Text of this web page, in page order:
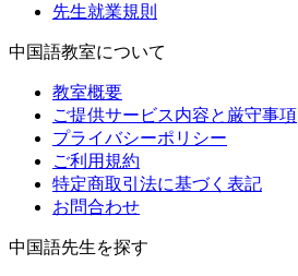
先生就業規則
中国語教室について
教室概要
ご提供サービス内容と厳守事項
プライバシーポリシー
ご利用規約
特定商取引法に基づく表記
お問合わせ
中国語先生を探す